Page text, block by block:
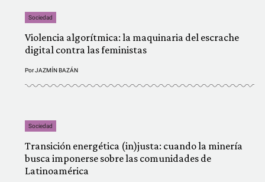
Sociedad
Violencia algorítmica: la maquinaria del escrache
digital contra las feministas
PorJAZMÍN BAZÁN
Sociedad
Transición energética (in)justa: cuando la minería
busca imponerse sobre las comunidades de
Latinoamérica